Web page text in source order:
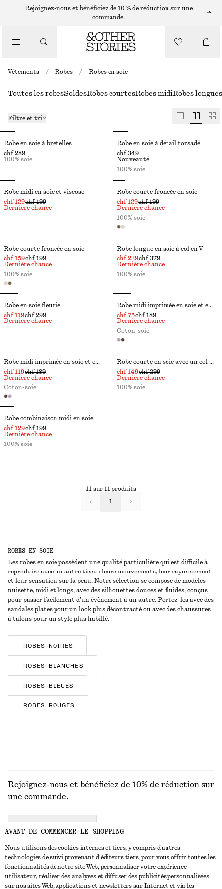
Rejoignez-nous et bénéficiez de 10 % de réduction sur une
commande.
Vêtements / Robes / Robes en soie
ROBES EN SOIE
Les robes en soie possèdent une qualité particulière qui est difficile à
reproduire avec un autre tissu : leurs mouvements, leur rayonnement
et leur sensation sur la peau. Notre sélection se compose de modèles
nuisette, midi et longs, avec des silhouettes douces et fluides, conçus
pour passer facilement d’un évènement à un autre. Portez-les avec des
sandales plates pour un look plus décontracté ou avec des chaussures
à talons pour un style plus habillé.
ROBES NOIRES
ROBES BLANCHES
ROBES BLEUES
ROBES ROUGES
ROBES EN SATIN
ROBES EN JERSEY
Toutes les robesSoldesRobes courtesRobes midiRobes longues
Filtre et tri
Robe en soie à bretelles
chf 289
100% soie
Robe en soie à détail torsadé
chf 349
Nouveauté
100% soie
Robe midi en soie et viscose
chf 129chf 199
Dernière chance
Robe courte froncée en soie
chf 129chf 199
Dernière chance
100% soie
Robe courte froncée en soie
chf 159chf 199
Dernière chance
100% soie
Robe longue en soie à col en V
chf 239chf 379
Dernière chance
100% soie
Robe en soie fleurie
chf 119chf 299
Dernière chance
Robe midi imprimée en soie et en coton
chf 75chf 189
Dernière chance
Coton-soie
Robe midi imprimée en soie et en coton
chf 119chf 189
Dernière chance
Coton-soie
Robe courte en soie avec un col à nœud
chf 149chf 299
Dernière chance
100% soie
Robe combinaison midi en soie
chf 129chf 199
Dernière chance
100% soie
11 sur 11 produits
1
NOUS CONTACTER
Nous contacter Instagram
Rejoignez-nous et bénéficiez de 10% de réduction sur
une commande.
AVANT DE COMMENCER LE SHOPPING
Nous utilisons des cookies internes et tiers, y compris d'autres
technologies de suivi provenant d'éditeurs tiers, pour vous offrir toutes les
fonctionnalités de notre site Web, personnaliser votre expérience
utilisateur, réaliser des analyses et diffuser des publicités personnalisées
sur nos sites Web, applications et newsletters sur Internet et via les